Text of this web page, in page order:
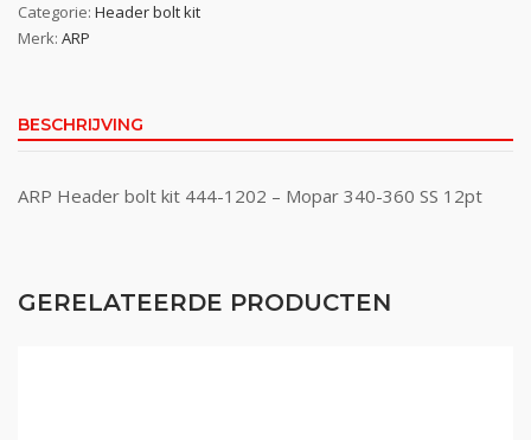
Categorie: Header bolt kit
Merk: ARP
BESCHRIJVING
ARP Header bolt kit 444-1202 – Mopar 340-360 SS 12pt
GERELATEERDE PRODUCTEN